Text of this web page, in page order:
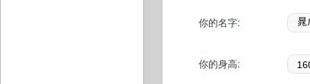
你的名字:
你的身高: